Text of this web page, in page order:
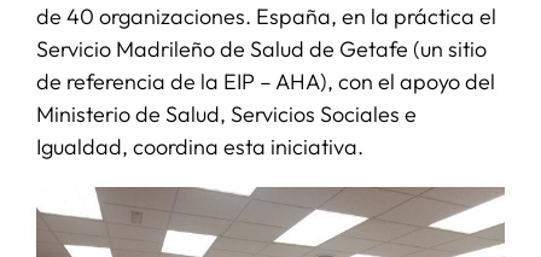
de 40 organizaciones. España, en la práctica el
Servicio Madrileño de Salud de Getafe (un sitio
de referencia de la EIP – AHA), con el apoyo del
Ministerio de Salud, Servicios Sociales e
Igualdad, coordina esta iniciativa.